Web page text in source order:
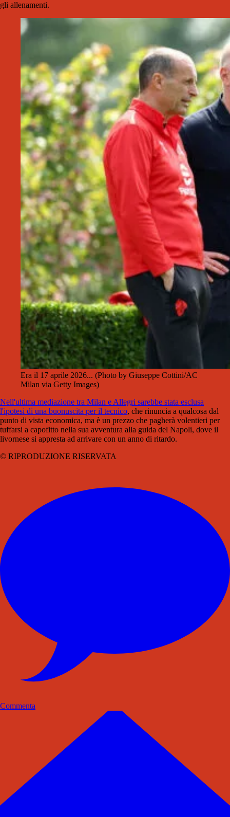
gli allenamenti.
Era il 17 aprile 2026... (Photo by Giuseppe Cottini/AC
Milan via Getty Images)
Nell'ultima mediazione tra Milan e Allegri sarebbe stata esclusa
l'ipotesi di una buonuscita per il tecnico, che rinuncia a qualcosa dal
punto di vista economica, ma è un prezzo che pagherà volentieri per
tuffarsi a capofitto nella sua avventura alla guida del Napoli, dove il
livornese si appresta ad arrivare con un anno di ritardo.
© RIPRODUZIONE RISERVATA
Commenta